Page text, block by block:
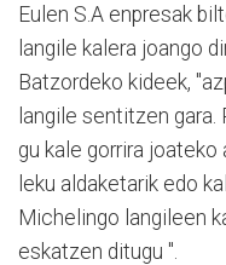
Eulen S.A enpresak
langile kalera joango
Batzordeko kideek,
langile sentitzen
gu kale gorrira joateko
leku aldaketarik edo
Michelingo langileen
eskatzen ditugu ".